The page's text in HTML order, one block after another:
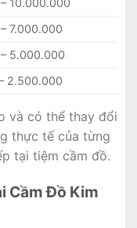
10.000.000
7.000.000
5.000.000
2.500.000
và có thể thay đổi
thực tế của từng
tại tiệm cầm đồ.
Cầm Đồ Kim